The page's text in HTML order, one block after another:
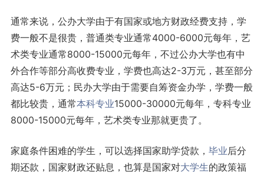
通常来说，公办大学由于有国家或地方财政经费支持，学
费一般不是很贵，普通类专业通常4000-6000元每年，艺
术类专业通常8000-15000元每年，不过公办大学也有中
外合作等部分高收费专业，学费也高达2-3万元，甚至部分
高达5-6万元；民办大学由于需要自筹资金办学，学费一般
都比较贵，通常本科专业15000-30000元每年，专科专业
8000-15000元每年，艺术类专业那就更贵了。
家庭条件困难的学生，可以选择国家助学贷款， 毕业后分
期还款，国家财政还贴息，也算是国家对大学生的政策福